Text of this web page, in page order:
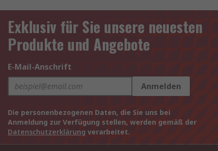
Exklusiv für Sie unsere neuesten
Produkte und Angebote
E-Mail-Anschrift
Anmelden
Die personenbezogenen Daten, die Sie uns bei
Anmeldung zur Verfügung stellen, werden gemäß der
Datenschutzerklärung verarbeitet.